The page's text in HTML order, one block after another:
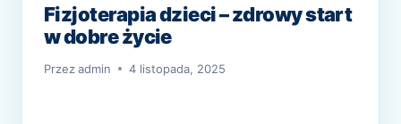
Fizjoterapia dzieci – zdrowy start
w dobre życie
Przezadmin 4 listopada, 2025